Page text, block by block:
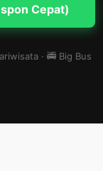
Cepat)
· 🚎 Big Bus